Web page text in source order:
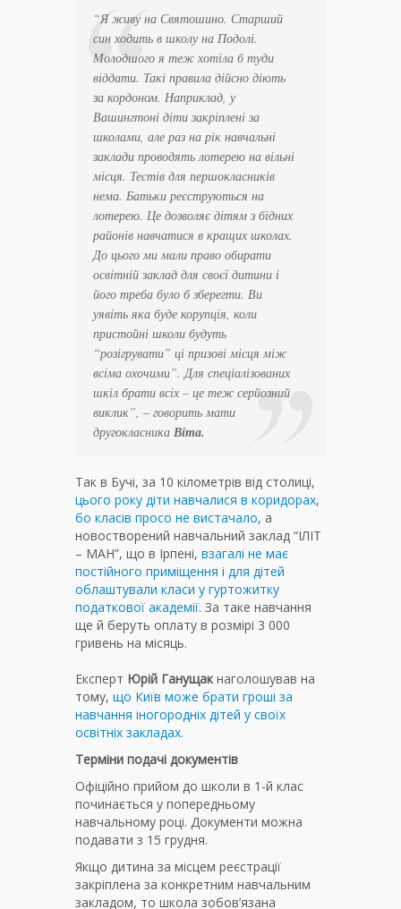
“Я живу на Святошино. Старший
син ходить в школу на Подолі.
Молодшого я теж хотіла б туди
віддати. Такі правила дійсно діють
за кордоном. Наприклад, у
Вашингтоні діти закріплені за
школами, але раз на рік навчальні
заклади проводять лотерею на вільні
місця. Тестів для першокласників
нема. Батьки реєструються на
лотерею. Це дозволяє дітям з бідних
районів навчатися в кращих школах.
До цього ми мали право обирати
освітній заклад для своєї дитини і
його треба було б зберегти. Ви
уявіть яка буде корупція, коли
пристойні школи будуть
“розігрувати” ці призові місця між
всіма охочими”. Для спеціалізованих
шкіл брати всіх – це теж серйозний
виклик”, – говорить мати
другокласника Віта.
Так в Бучі, за 10 кілометрів від столиці,
цього року діти навчалися в коридорах,
бо класів просо не вистачало, а
новостворений навчальний заклад “ІЛІТ
– МАН”, що в Ірпені, взагалі не має
постійного приміщення і для дітей
облаштували класи у гуртожитку
податкової академії. За таке навчання
ще й беруть оплату в розмірі 3 000
гривень на місяць.
Експерт Юрій Ганущакнаголошував на
тому, що Київ може брати гроші за
навчання іногородніх дітей у своїх
освітніх закладах.
Терміни подачі документів
Офіційно прийом до школи в 1-й клас
починається у попередньому
навчальному році. Документи можна
подавати з 15 грудня.
Якщо дитина за місцем реєстрації
закріплена за конкретним навчальним
закладом, то школа зобов’язана